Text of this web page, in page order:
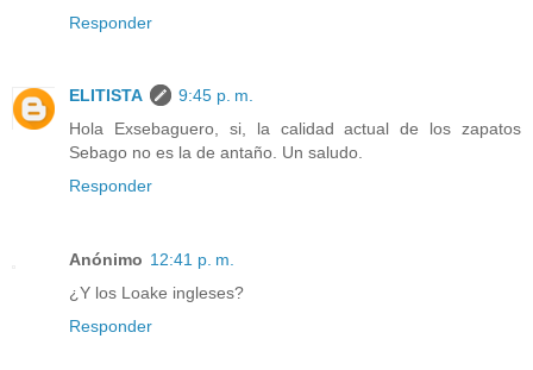
Responder
ELITISTA
9:45 p. m.
Hola Exsebaguero, si, la calidad actual de los zapatos
Sebago no es la de antaño. Un saludo.
Responder
Anónimo 12:41 p. m.
¿Y los Loake ingleses?
Responder